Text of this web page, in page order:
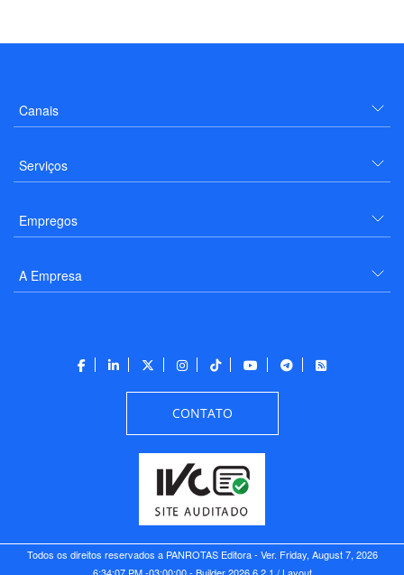
Canais
Serviços
Empregos
A Empresa
CONTATO
Todos os direitos reservados a PANROTAS Editora - Ver. Friday, August 7, 2026